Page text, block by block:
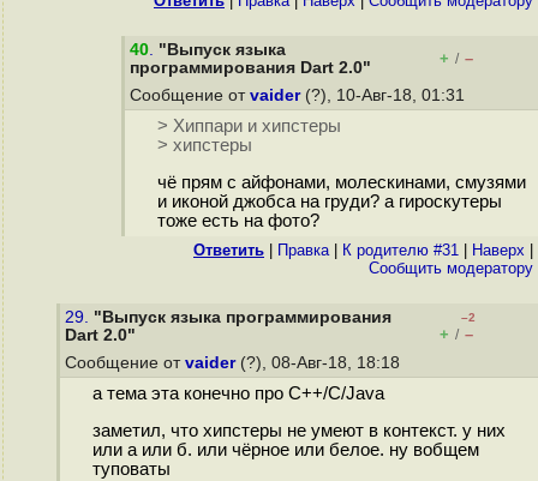
40. "Выпуск языка
программирования Dart 2.0"
+ / –
Сообщение от vaider(?), 10-Авг-18, 01:31
> Хиппари и хипстеры
> хипстеры
чё прям с айфонами, молескинами, смузями
и иконой джобса на груди? а гироскутеры
тоже есть на фото?
Ответить Правка| К родителю #31 Наверх
Cообщить модератору
29. "Выпуск языка программирования
Dart 2.0"
–2
+ / –
Сообщение от vaider(?), 08-Авг-18, 18:18
а тема эта конечно про C++/C/Java
заметил, что хипстеры не умеют в контекст. у них
или а или б. или чёрное или белое. ну вобщем
туповаты